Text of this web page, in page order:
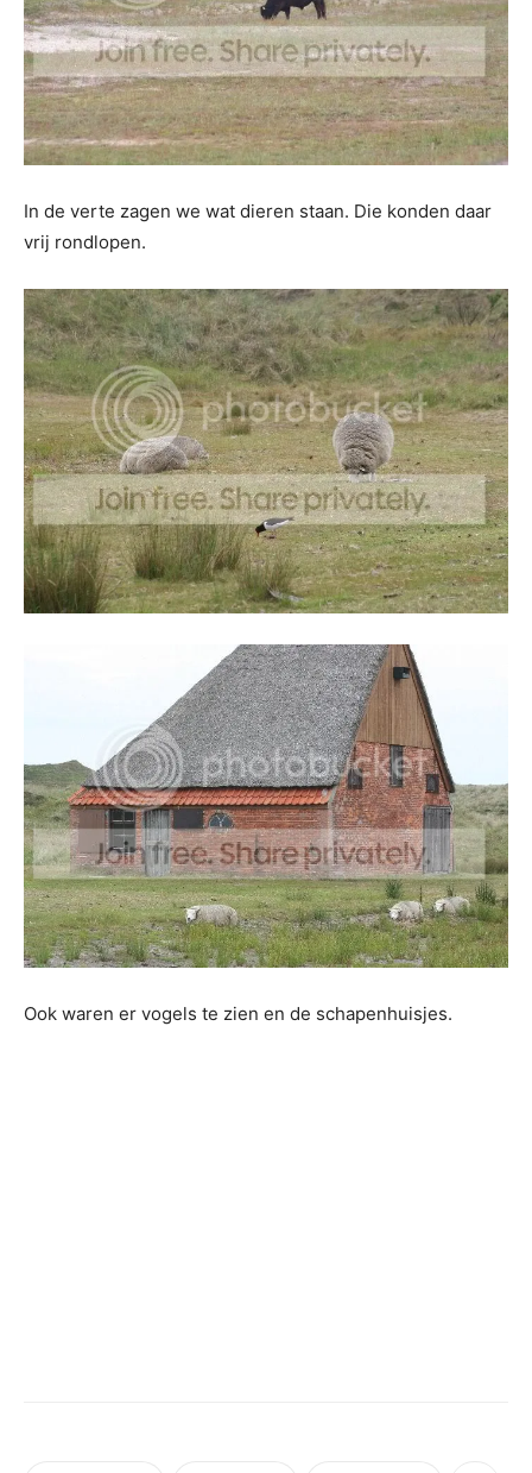
In de verte zagen we wat dieren staan. Die konden daar
vrij rondlopen.
Ook waren er vogels te zien en de schapenhuisjes.